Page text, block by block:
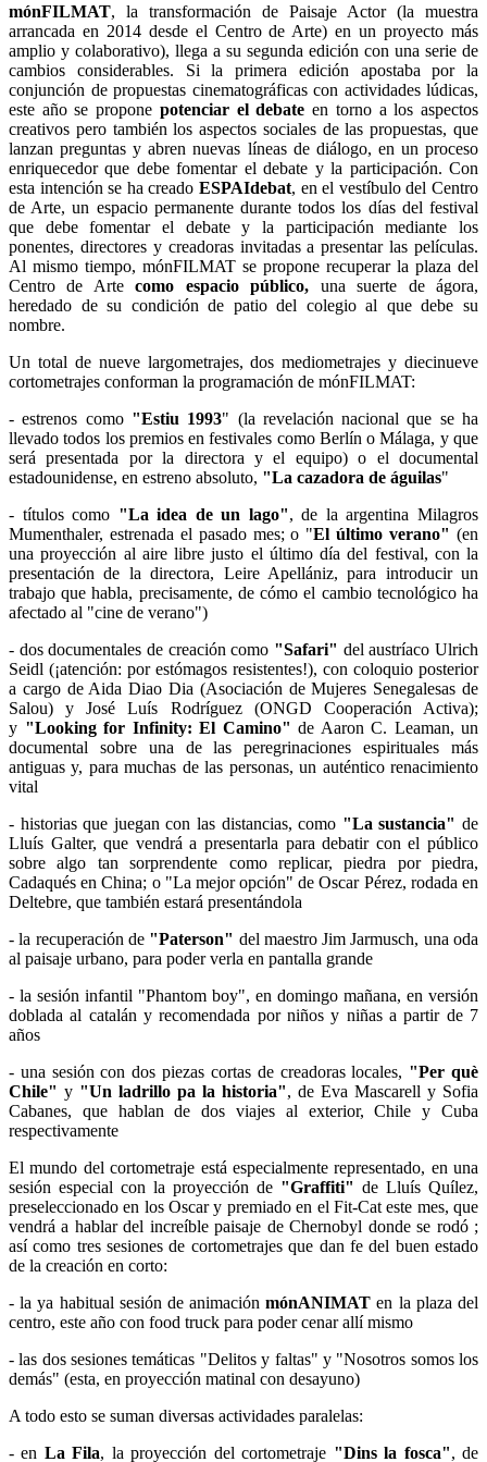
mónFILMAT, la transformación de Paisaje Actor (la muestra
arrancada en 2014 desde el Centro de Arte) en un proyecto más
amplio y colaborativo), llega a su segunda edición con una serie de
cambios considerables. Si la primera edición apostaba por la
conjunción de propuestas cinematográficas con actividades lúdicas,
este año se propone potenciar el debateen torno a los aspectos
creativos pero también los aspectos sociales de las propuestas, que
lanzan preguntas y abren nuevas líneas de diálogo, en un proceso
enriquecedor que debe fomentar el debate y la participación. Con
esta intención se ha creado ESPAIdebat, en el vestíbulo del Centro
de Arte, un espacio permanente durante todos los días del festival
que debe fomentar el debate y la participación mediante los
ponentes, directores y creadoras invitadas a presentar las películas.
Al mismo tiempo, mónFILMAT se propone recuperar la plaza del
Centro de Artecomo espacio público, una suerte de ágora,
heredado de su condición de patio del colegio al que debe su
nombre.
Un total de nueve largometrajes, dos mediometrajes y diecinueve
cortometrajes conforman la programación de mónFILMAT:
- estrenos como "Estiu 1993" (la revelación nacional que se ha
llevado todos los premios en festivales como Berlín o Málaga, y que
será presentada por la directora y el equipo) o el documental
estadounidense, en estreno absoluto, "La cazadora de águilas"
- títulos como "La idea de un lago", de la argentina Milagros
Mumenthaler, estrenada el pasado mes; o "El último verano"(en
una proyección al aire libre justo el último día del festival, con la
presentación de la directora, Leire Apellániz, para introducir un
trabajo que habla, precisamente, de cómo el cambio tecnológico ha
afectado al "cine de verano")
- dos documentales de creación como "Safari" del austríaco Ulrich
Seidl (¡atención: por estómagos resistentes!), con coloquio posterior
a cargo de Aida Diao Dia (Asociación de Mujeres Senegalesas de
Salou) y José Luís Rodríguez (ONGD Cooperación Activa);
y "Looking for Infinity: El Camino" de Aaron C. Leaman, un
documental sobre una de las peregrinaciones espirituales más
antiguas y, para muchas de las personas, un auténtico renacimiento
vital
- historias que juegan con las distancias, como "La sustancia" de
Lluís Galter, que vendrá a presentarla para debatir con el público
sobre algo tan sorprendente como replicar, piedra por piedra,
Cadaqués en China; o "La mejor opción" de Oscar Pérez, rodada en
Deltebre, que también estará presentándola
- la recuperación de"Paterson" del maestro Jim Jarmusch, una oda
al paisaje urbano, para poder verla en pantalla grande
- la sesión infantil "Phantom boy", en domingo mañana, en versión
doblada al catalán y recomendada por niños y niñas a partir de 7
años
- una sesión con dos piezas cortas de creadoras locales, "Per què
Chile" y "Un ladrillo pa la historia", de Eva Mascarell y Sofia
Cabanes, que hablan de dos viajes al exterior, Chile y Cuba
respectivamente
El mundo del cortometraje está especialmente representado, en una
sesión especial con la proyección de "Graffiti" de Lluís Quílez,
preseleccionado en los Oscar y premiado en el Fit-Cat este mes, que
vendrá a hablar del increíble paisaje de Chernobyl donde se rodó ;
así como tres sesiones de cortometrajes que dan fe del buen estado
de la creación en corto:
- la ya habitual sesión de animación mónANIMAT en la plaza del
centro, este año con food truck para poder cenar allí mismo
- las dos sesiones temáticas "Delitos y faltas" y "Nosotros somos los
demás" (esta, en proyección matinal con desayuno)
A todo esto se suman diversas actividades paralelas:
- en La Fila, la proyección del cortometraje "Dins la fosca", de